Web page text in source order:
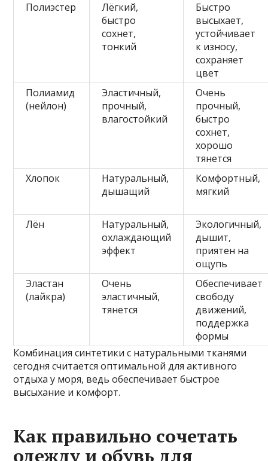
Полиэстер
Лёгкий,
быстро
сохнет,
тонкий
Быстро
высыхает,
устойчивает
к износу,
сохраняет
цвет
Полиамид
(нейлон)
Эластичный,
прочный,
влагостойкий
Очень
прочный,
быстро
сохнет,
хорошо
тянется
Хлопок
Натуральный,
дышащий
Комфортный,
мягкий
Лён
Натуральный,
охлаждающий
эффект
Экологичный,
дышит,
приятен на
ощупь
Эластан
(лайкра)
Очень
эластичный,
тянется
Обеспечивает
свободу
движений,
поддержка
формы
Комбинация синтетики с натуральными тканями
сегодня считается оптимальной для активного
отдыха у моря, ведь обеспечивает быстрое
высыхание и комфорт.
Как правильно сочетать
одежду и обувь для